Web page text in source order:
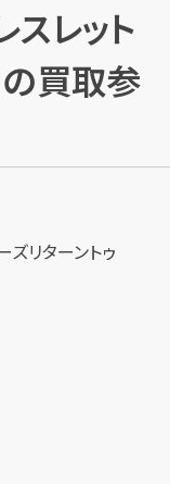
スレット
の買取参